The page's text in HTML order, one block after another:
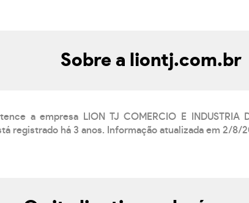
Sobre a liontj.com.br
a empresa LION TJ COMERCIO E INDUSTRIA
registrado há 3 anos. Informação atualizada em 2/8/